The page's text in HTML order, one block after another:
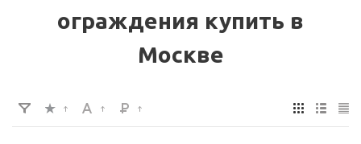
ограждения купить в
Москве